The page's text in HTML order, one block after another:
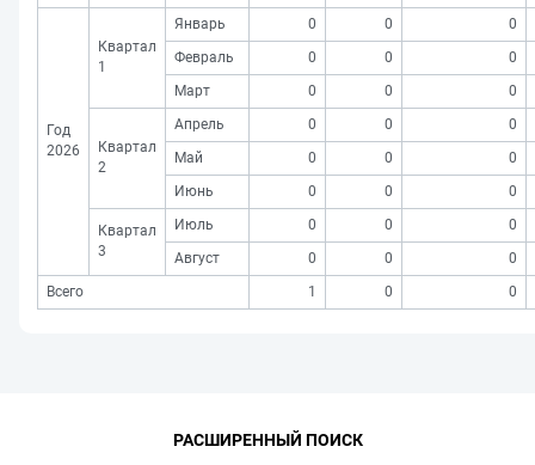
Год
2026
Квартал
1
Январь 0 0
0
Февраль
0 0
0
Март
0 0 0
Квартал
2
Апрель 0 0
0
Май
0 0
0
Июнь
0 0 0
Квартал
3
Июль 0 0
0
Август
0 0
0
Всего
1 0 0
РАСШИРЕННЫЙ ПОИСК